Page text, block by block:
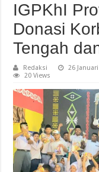
IGPKhI
Donasi
Tengah
Redaksi 26
20 Views